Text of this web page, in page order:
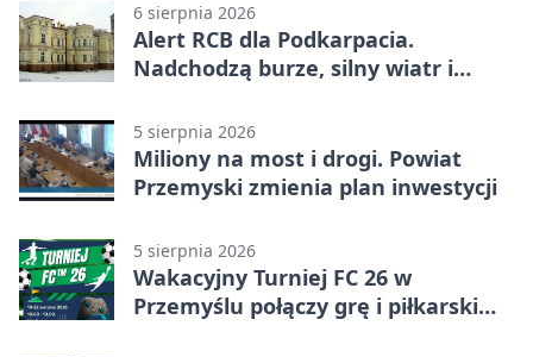
6 sierpnia 2026
Alert RCB dla Podkarpacia.
Nadchodzą burze, silny wiatr i
5 sierpnia 2026
Miliony na most i drogi. Powiat
Przemyski zmienia plan inwestycji
5 sierpnia 2026
Wakacyjny Turniej FC 26 w
Przemyślu połączy grę i piłkarski